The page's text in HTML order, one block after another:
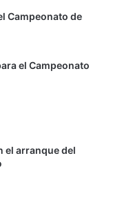
Campeonato de
el Campeonato
el arranque del